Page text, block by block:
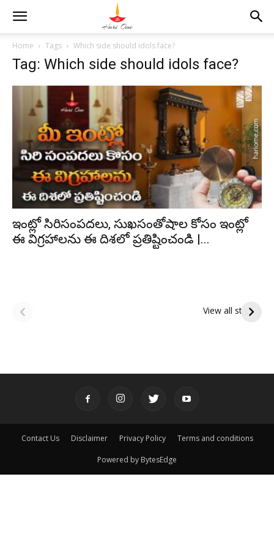
Home Tags Which side should idols face?
Tag: Which side should idols face?
ఇంట్లో సిరిసంపదలు, సుఖసంతోషాల కోసం ఇంట్లో
ఈ విగ్రహాలను ఈ దిశలో ప్రతిష్టించండి |...
View all stories
పితృదేవతల ఆశీర్వాదం
ఇంద్రకీలాద్రి గిరి ప్రదక్షిణ
Contact Us Disclaimer Privacy Policy Terms and conditions
Powered by BytesEdge